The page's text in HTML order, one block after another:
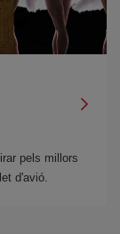
pels millors
d'avió.